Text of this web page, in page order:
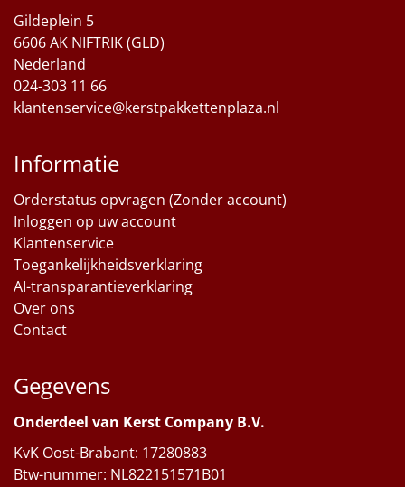
Particulier
Kerstgeschenken 2026
Relatiegeschenken
Cadeaubon
Per stuk
Alle overige
Gildeplein 5
6606 AK NIFTRIK (GLD)
Nederland
024-303 11 66
klantenservice@kerstpakkettenplaza.nl
Informatie
Orderstatus opvragen (Zonder account)
Inloggen op uw account
Klantenservice
Toegankelijkheidsverklaring
AI-transparantieverklaring
Over ons
Contact
Gegevens
Onderdeel van Kerst Company B.V.
KvK Oost-Brabant: 17280883
Btw-nummer: NL822151571B01